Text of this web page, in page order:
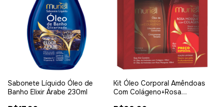
Sabonete Líquido Óleo de
Banho Elixir Árabe 230ml
Kit Óleo Corporal Amêndoas
Com Colágeno+Rosa